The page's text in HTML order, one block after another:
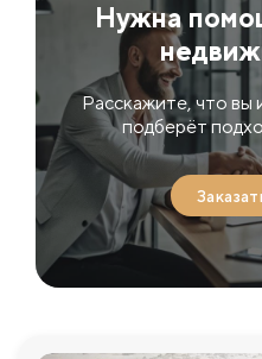
Нужна
Расскажите, что вы
подберёт